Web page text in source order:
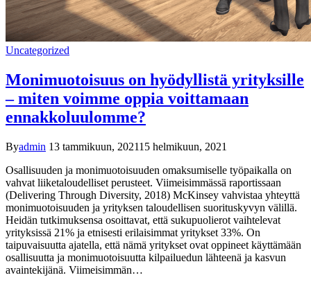
Uncategorized
Monimuotoisuus on hyödyllistä yrityksille
– miten voimme oppia voittamaan
ennakkoluulomme?
Byadmin 13 tammikuun, 202115 helmikuun, 2021
Osallisuuden ja monimuotoisuuden omaksumiselle työpaikalla on
vahvat liiketaloudelliset perusteet. Viimeisimmässä raportissaan
(Delivering Through Diversity, 2018) McKinsey vahvistaa yhteyttä
monimuotoisuuden ja yrityksen taloudellisen suorituskyvyn välillä.
Heidän tutkimuksensa osoittavat, että sukupuolierot vaihtelevat
yrityksissä 21% ja etnisesti erilaisimmat yritykset 33%. On
taipuvaisuutta ajatella, että nämä yritykset ovat oppineet käyttämään
osallisuutta ja monimuotoisuutta kilpailuedun lähteenä ja kasvun
avaintekijänä. Viimeisimmän…